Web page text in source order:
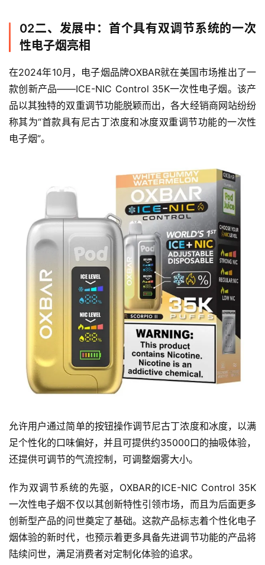
02二、发展中：首个具有双调节系统的一次
性电子烟亮相
在2024年10月，电子烟品牌OXBAR就在美国市场推出了一
款创新产品——ICE-NIC Control 35K一次性电子烟。该产
品以其独特的双重调节功能脱颖而出，各大经销商网站纷纷
称其为“首款具有尼古丁浓度和冰度双重调节功能的一次性
电子烟”。
允许用户通过简单的按钮操作调节尼古丁浓度和冰度，以满
足个性化的口味偏好，并且可提供约35000口的抽吸体验，
还提供可调节的气流控制，可调整烟雾大小。
作为双调节系统的先驱，OXBAR的ICE-NIC Control 35K
一次性电子烟不仅以其创新特性引领市场，而且为后面更多
创新型产品的问世奠定了基础。这款产品标志着个性化电子
烟体验的新时代，也预示着更多具备先进调节功能的产品将
陆续问世，满足消费者对定制化体验的追求。